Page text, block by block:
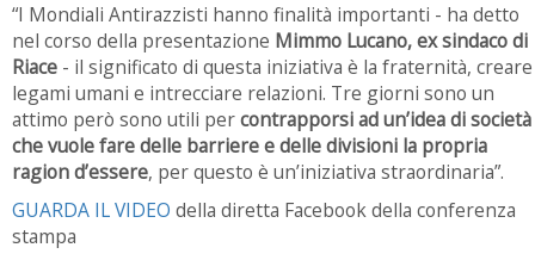
“I Mondiali Antirazzisti hanno finalità importanti - ha detto
nel corso della presentazione Mimmo Lucano, ex sindaco di
Riace - il significato di questa iniziativa è la fraternità, creare
legami umani e intrecciare relazioni. Tre giorni sono un
attimo però sono utili percontrapporsi ad un’idea di società
che vuole fare delle barriere e delle divisioni la propria
ragion d’essere, per questo è un’iniziativa straordinaria”.
GUARDA IL VIDEO della diretta Facebook della conferenza
stampa